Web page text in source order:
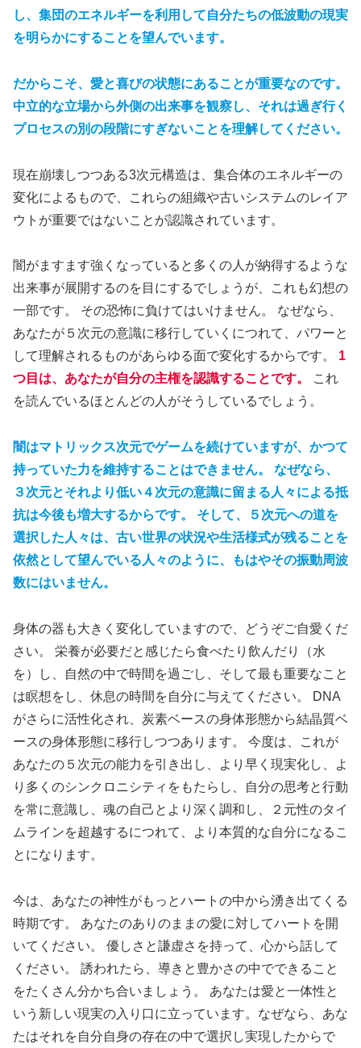
し、集団のエネルギーを利用して自分たちの低波動の現実
を明らかにすることを望んでいます。
だからこそ、愛と喜びの状態にあることが重要なのです。
中立的な立場から外側の出来事を観察し、それは過ぎ行く
プロセスの別の段階にすぎないことを理解してください。
現在崩壊しつつある3次元構造は、集合体のエネルギーの
変化によるもので、これらの組織や古いシステムのレイア
ウトが重要ではないことが認識されています。
闇がますます強くなっていると多くの人が納得するような
出来事が展開するのを目にするでしょうが、これも幻想の
一部です。 その恐怖に負けてはいけません。 なぜなら、
あなたが５次元の意識に移行していくにつれて、パワーと
して理解されるものがあらゆる面で変化するからです。 1
つ目は、あなたが自分の主権を認識することです。
これ
を読んでいるほとんどの人がそうしているでしょう。
闇はマトリックス次元でゲームを続けていますが、かつて
持っていた力を維持することはできません。 なぜなら、
３次元とそれより低い４次元の意識に留まる人々による抵
抗は今後も増大するからです。 そして、５次元への道を
選択した人々は、古い世界の状況や生活様式が残ることを
依然として望んでいる人々のように、もはやその振動周波
数にはいません。
身体の器も大きく変化していますので、どうぞご自愛くだ
さい。 栄養が必要だと感じたら食べたり飲んだり（水
を）し、自然の中で時間を過ごし、そして最も重要なこと
は瞑想をし、休息の時間を自分に与えてください。 DNA
がさらに活性化され、炭素ベースの身体形態から結晶質ベ
ースの身体形態に移行しつつあります。 今度は、これが
あなたの５次元の能力を引き出し、より早く現実化し、よ
り多くのシンクロニシティをもたらし、自分の思考と行動
を常に意識し、魂の自己とより深く調和し、２元性のタイ
ムラインを超越するにつれて、より本質的な自分になるこ
とになります。
今は、あなたの神性がもっとハートの中から湧き出てくる
時期です。 あなたのありのままの愛に対してハートを開
いてください。 優しさと謙虚さを持って、心から話して
ください。 誘われたら、導きと豊かさの中でできること
をたくさん分かち合いましょう。 あなたは愛と一体性と
いう新しい現実の入り口に立っています。なぜなら、あな
たはそれを自分自身の存在の中で選択し実現したからで